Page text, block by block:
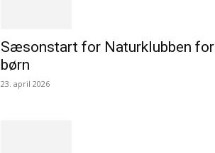
Sæsonstart for Naturklubben for
børn
23. april 2026